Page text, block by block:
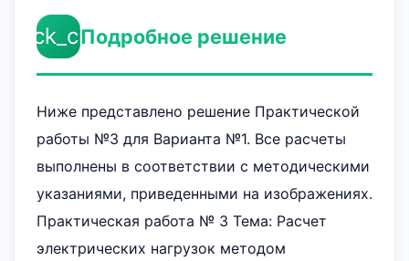
Подробное решение
Ниже представлено решение Практической
работы №3 для Варианта №1. Все расчеты
выполнены в соответствии с методическими
указаниями, приведенными на изображениях.
Практическая работа № 3 Тема: Расчет
электрических нагрузок методом